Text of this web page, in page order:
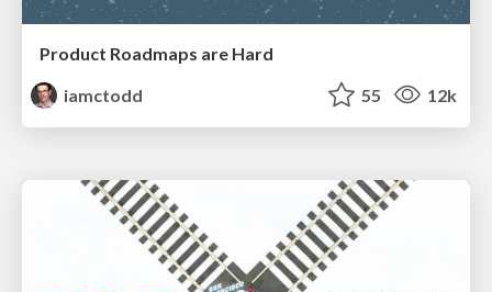
Product Roadmaps are Hard
iamctodd
55 12k